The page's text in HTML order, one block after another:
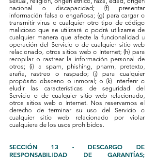
nacional o discapacidad; (f) presentar
información falsa o engañosa; (g) para cargar o
transmitir virus o cualquier otro tipo de código
malicioso que se utilizará o podrá utilizarse de
cualquier manera que afecte la funcionalidad u
operación del Servicio o de cualquier sitio web
relacionado, otros sitios web o Internet; (h) para
recopilar o rastrear la información personal de
otros; (i) a spam, phishing, pharm, pretexto,
araña, rastreo o raspado; (j) para cualquier
propósito obsceno o inmoral; o (k) interferir o
eludir las características de seguridad del
Servicio o de cualquier sitio web relacionado,
otros sitios web o Internet. Nos reservamos el
derecho de terminar su uso del Servicio o
cualquier sitio web relacionado por violar
cualquiera de los usos prohibidos.
SECCIÓN 13 - DESCARGO DE
RESPONSABILIDAD DE GARANTÍAS;